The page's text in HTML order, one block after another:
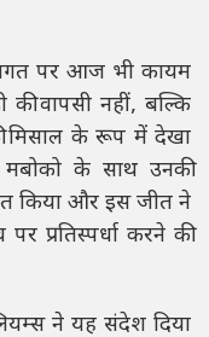
पर आज भी कायम
वापसी नहीं, बल्कि
मिसाल के रूप में देखा
मबोको के साथ उनकी
किया और इस जीत ने
प्रतिस्पर्धा करने की
ने यह संदेश दिया